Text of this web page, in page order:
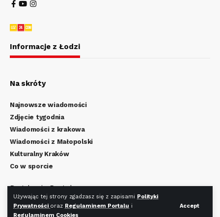
Używając tej strony zgadzasz się z zapisami Polityki
Prywatności oraz Regulaminem Portalu i
Regulaminem Cookies
Accept
Informacje z Łodzi
Na skróty
Najnowsze wiadomości
Zdjęcie tygodnia
Wiadomości z krakowa
Wiadomości z Małopolski
Kulturalny Kraków
Co w sporcie
Regulamin Portalu
Polityka Prywatności
Regulamin Cookies